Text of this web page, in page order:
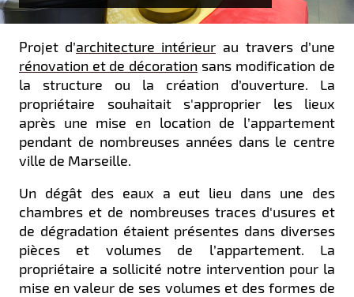
Projet d’architecture intérieur au travers d’une
rénovation et de décoration sans modification de
la structure ou la création d’ouverture. La
propriétaire souhaitait s'approprier les lieux
après une mise en location de l’appartement
pendant de nombreuses années dans le centre
ville de Marseille.
Un dégât des eaux a eut lieu dans une des
chambres et de nombreuses traces d'usures et
de dégradation étaient présentes dans diverses
pièces et volumes de l’appartement. La
propriétaire a sollicité notre intervention pour la
mise en valeur de ses volumes et des formes de